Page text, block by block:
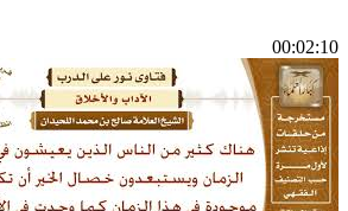
00:02:10